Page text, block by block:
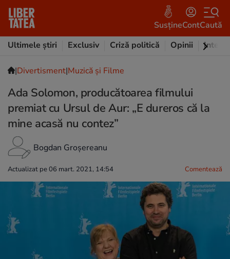
SusțineContCaută
Ultimele știri
Exclusiv Criză politică Opinii
|Divertisment|Muzică și Filme
Ada Solomon, producătoarea filmului
premiat cu Ursul de Aur: „E dureros că la
mine acasă nu contez”
Bogdan Groșereanu
Actualizat pe 06 mart. 2021, 14:54 Comentează